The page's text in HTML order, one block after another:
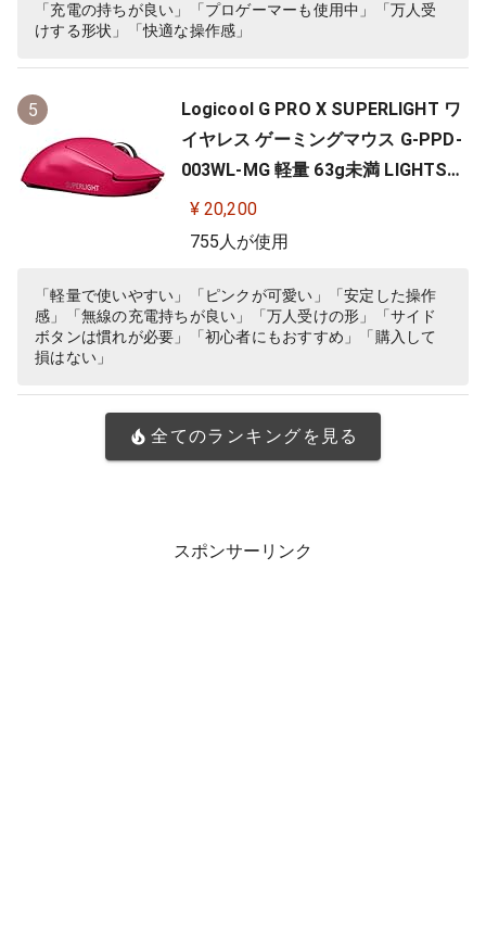
「充電の持ちが良い」「プロゲーマーも使用中」「万人受
けする形状」「快適な操作感」
5
Logicool G PRO X SUPERLIGHT ワ
イヤレス ゲーミングマウス G-PPD-
003WL-MG 軽量 63g未満 LIGHTSP
EED HERO 25Kセンサー POWERPLA
Y 無線 充電 対応 ゲーミング マウス
正規品
¥ 20,200
755人が使用
「軽量で使いやすい」「ピンクが可愛い」「安定した操作
感」「無線の充電持ちが良い」「万人受けの形」「サイド
ボタンは慣れが必要」「初心者にもおすすめ」「購入して
損はない」
全てのランキングを見る
スポンサーリンク